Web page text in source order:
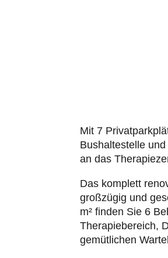
Mit 7
Bushaltestelle
an das
Das komplett
großzügig und
m² finden Sie 6
Therapiebereich,
gemütlichen